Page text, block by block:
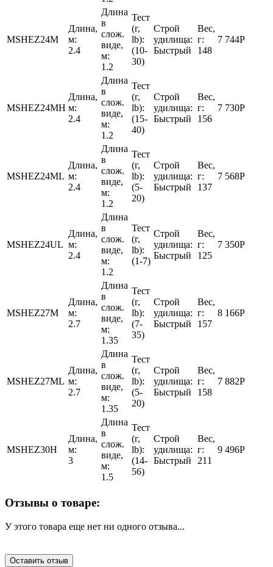
MSHEZ24M
Длина,
м:
2.4
Длина
в
слож.
виде,
м:
1.2
Тест
(г,
lb):
(10-
30)
Строй
удилища:
Быстрый
Вес,
г:
148
7 744Р
MSHEZ24MH
Длина,
м:
2.4
Длина
в
слож.
виде,
м:
1.2
Тест
(г,
lb):
(15-
40)
Строй
удилища:
Быстрый
Вес,
г:
156
7 730Р
MSHEZ24ML
Длина,
м:
2.4
Длина
в
слож.
виде,
м:
1.2
Тест
(г,
lb):
(5-
20)
Строй
удилища:
Быстрый
Вес,
г:
137
7 568Р
MSHEZ24UL
Длина,
м:
2.4
Длина
в
слож.
виде,
м:
1.2
Тест
(г,
lb):
(1-7)
Строй
удилища:
Быстрый
Вес,
г:
125
7 350Р
MSHEZ27M
Длина,
м:
2.7
Длина
в
слож.
виде,
м:
1.35
Тест
(г,
lb):
(7-
35)
Строй
удилища:
Быстрый
Вес,
г:
157
8 166Р
MSHEZ27ML
Длина,
м:
2.7
Длина
в
слож.
виде,
м:
1.35
Тест
(г,
lb):
(5-
20)
Строй
удилища:
Быстрый
Вес,
г:
158
7 882Р
MSHEZ30H
Длина,
м:
3
Длина
в
слож.
виде,
м:
1.5
Тест
(г,
lb):
(14-
56)
Строй
удилища:
Быстрый
Вес,
г:
211
9 496Р
Отзывы о товаре:
У этого товара еще нет ни одного отзыва...
Оставить отзыв